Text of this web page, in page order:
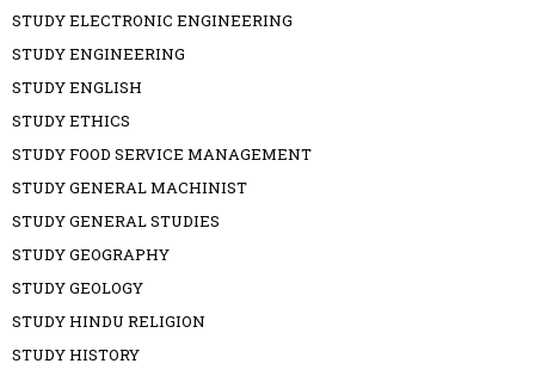
STUDY ELECTRONIC ENGINEERING
STUDY ENGINEERING
STUDY ENGLISH
STUDY ETHICS
STUDY FOOD SERVICE MANAGEMENT
STUDY GENERAL MACHINIST
STUDY GENERAL STUDIES
STUDY GEOGRAPHY
STUDY GEOLOGY
STUDY HINDU RELIGION
STUDY HISTORY